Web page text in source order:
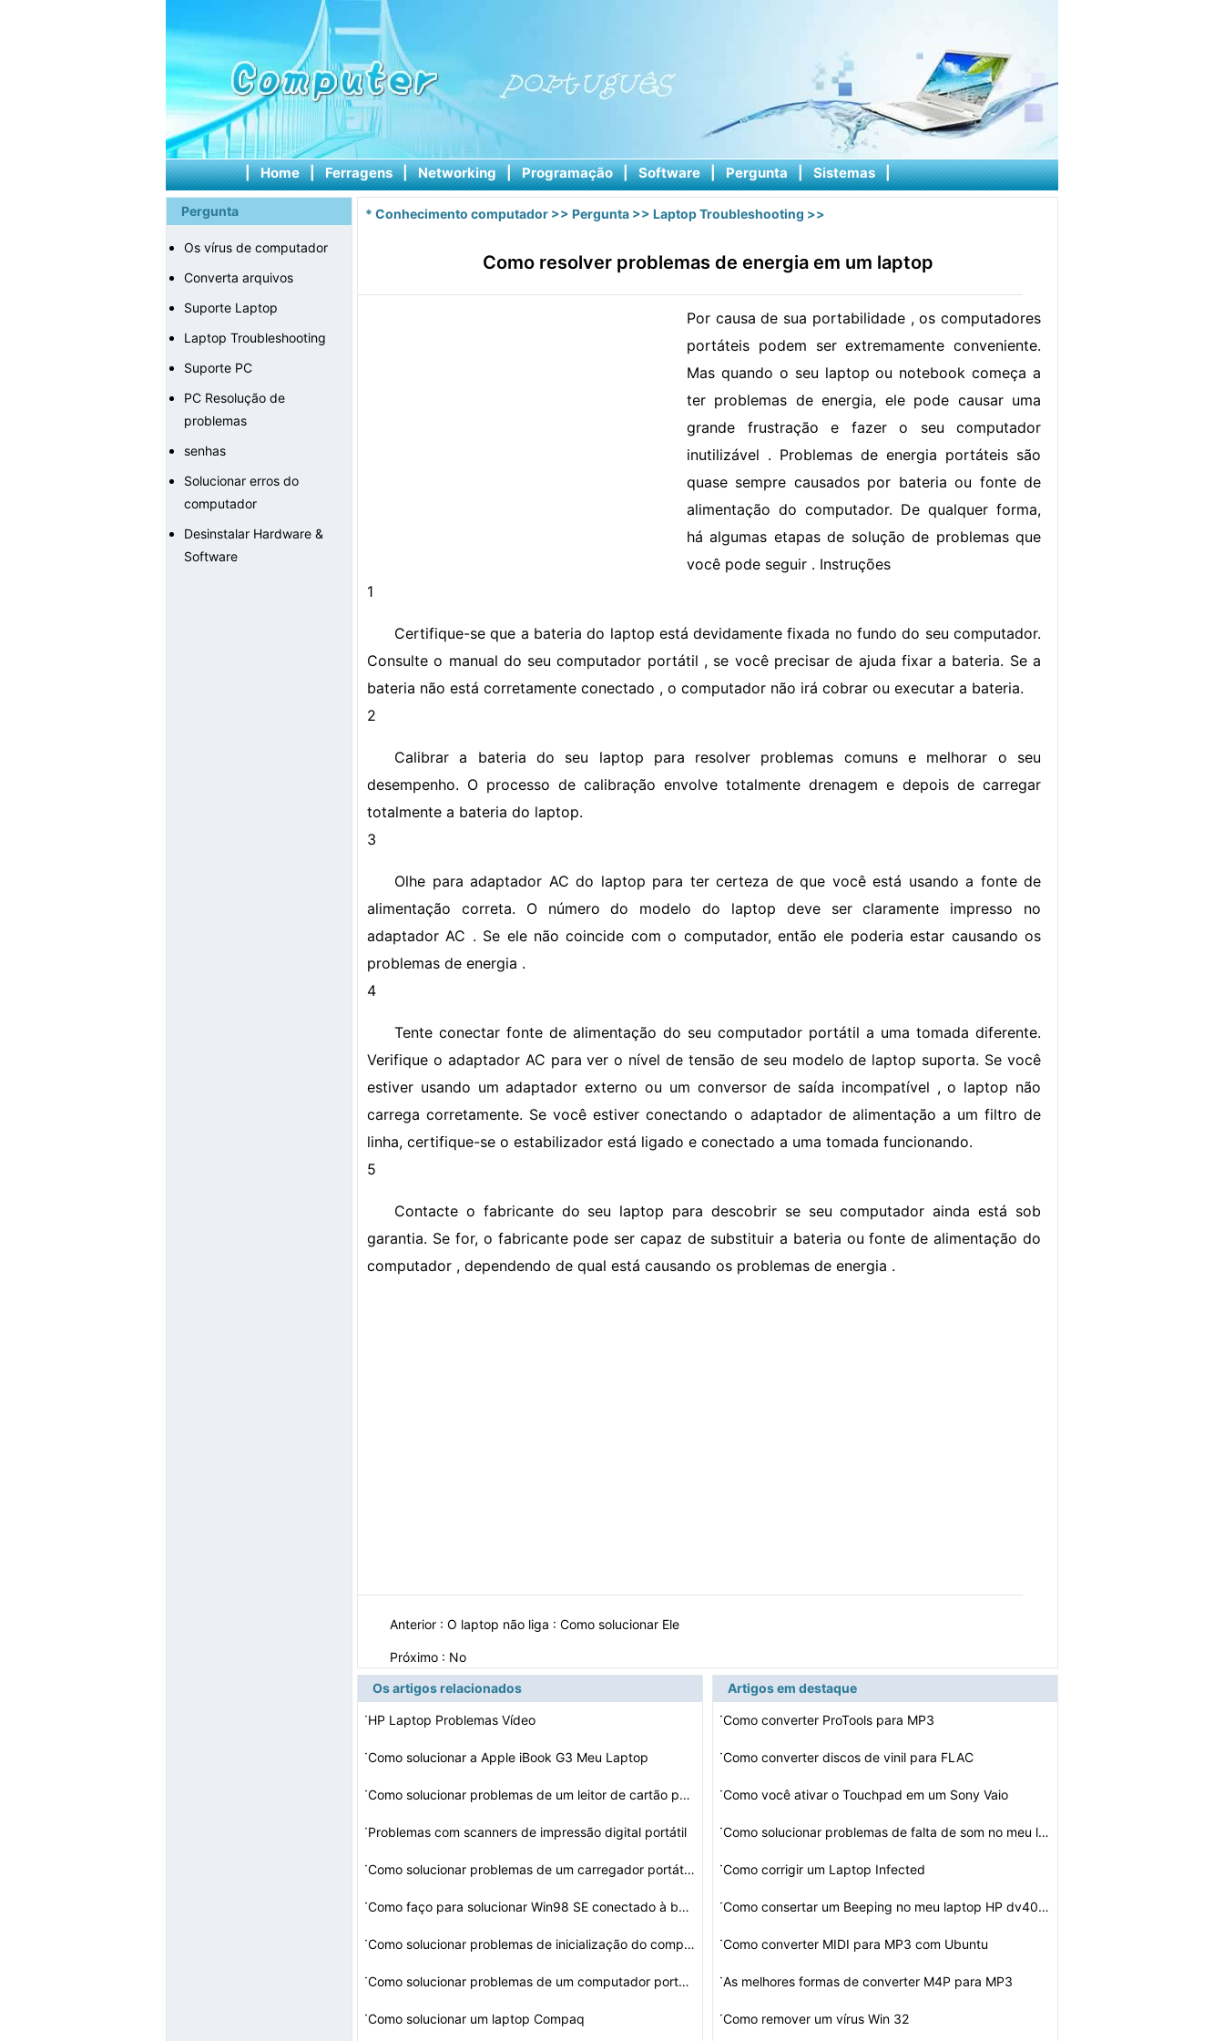
| Home | Ferragens | Networking | Programação | Software | Pergunta | Sistemas |
Pergunta
Os vírus de computador
Converta arquivos
Suporte Laptop
Laptop Troubleshooting
Suporte PC
PC Resolução de
problemas
senhas
Solucionar erros do
computador
Desinstalar Hardware &
Software
* Conhecimento computador >> Pergunta >> Laptop Troubleshooting >>
Como resolver problemas de energia em um laptop
Por causa de sua portabilidade , os computadores
portáteis podem ser extremamente conveniente.
Mas quando o seu laptop ou notebook começa a
ter problemas de energia, ele pode causar uma
grande frustração e fazer o seu computador
inutilizável . Problemas de energia portáteis são
quase sempre causados ​​por bateria ou fonte de
alimentação do computador. De qualquer forma,
há algumas etapas de solução de problemas que
você pode seguir . Instruções
1
Certifique-se que a bateria do laptop está devidamente fixada no fundo do seu computador.
Consulte o manual do seu computador portátil , se você precisar de ajuda fixar a bateria. Se a
bateria não está corretamente conectado , o computador não irá cobrar ou executar a bateria.
2
Calibrar a bateria do seu laptop para resolver problemas comuns e melhorar o seu
desempenho. O processo de calibração envolve totalmente drenagem e depois de carregar
totalmente a bateria do laptop.
3
Olhe para adaptador AC do laptop para ter certeza de que você está usando a fonte de
alimentação correta. O número do modelo do laptop deve ser claramente impresso no
adaptador AC . Se ele não coincide com o computador, então ele poderia estar causando os
problemas de energia .
4
Tente conectar fonte de alimentação do seu computador portátil a uma tomada diferente.
Verifique o adaptador AC para ver o nível de tensão de seu modelo de laptop suporta. Se você
estiver usando um adaptador externo ou um conversor de saída incompatível , o laptop não
carrega corretamente. Se você estiver conectando o adaptador de alimentação a um filtro de
linha, certifique-se o estabilizador está ligado e conectado a uma tomada funcionando.
5
Contacte o fabricante do seu laptop para descobrir se seu computador ainda está sob
garantia. Se for, o fabricante pode ser capaz de substituir a bateria ou fonte de alimentação do
computador , dependendo de qual está causando os problemas de energia .
Anterior : O laptop não liga : Como solucionar Ele
Próximo : No
Os artigos relacionados
·HP Laptop Problemas Vídeo
·Como solucionar a Apple iBook G3 Meu Laptop
· Como solucionar problemas de um leitor de cartão portá…
·Problemas com scanners de impressão digital portátil
· Como solucionar problemas de um carregador portátil su…
· Como faço para solucionar Win98 SE conectado à banda …
· Como solucionar problemas de inicialização do computa…
· Como solucionar problemas de um computador portátil qu…
·Como solucionar um laptop Compaq
Artigos em destaque
·Como converter ProTools para MP3
·Como converter discos de vinil para FLAC
·Como você ativar o Touchpad em um Sony Vaio
· Como solucionar problemas de falta de som no meu laptop…
·Como corrigir um Laptop Infected
· Como consertar um Beeping no meu laptop HP dv4000
·Como converter MIDI para MP3 com Ubuntu
·As melhores formas de converter M4P para MP3
·Como remover um vírus Win 32